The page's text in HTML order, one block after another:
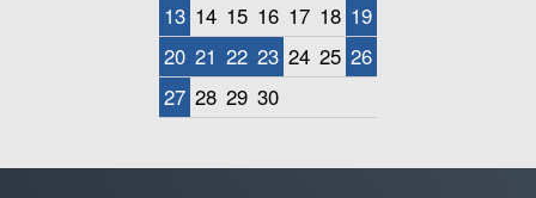
13 14 15 16 17 18 19
20 21 22 23 24 25 26
27 28 29 30